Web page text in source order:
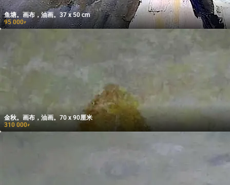
鱼塘。画布，油画。37 x 50 cm
95 000₽
金秋。画布，油画。70 x 90厘米
310 000₽